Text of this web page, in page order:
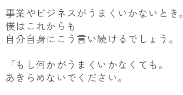
事業やビジネスがうまくいかないとき。
僕はこれからも
自分自身にこう言い続けるでしょう。
「もし何かがうまくいかなくても。
あきらめないでください。